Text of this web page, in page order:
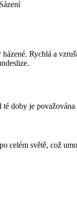
Sázení
Rychlá a
doby je
celém světě, což